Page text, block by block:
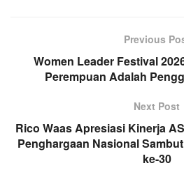
Previous
Women Leader Festival
Perempuan Adalah
Next Post
Rico Waas Apresiasi Kinerja
Penghargaan Nasional
ke-30